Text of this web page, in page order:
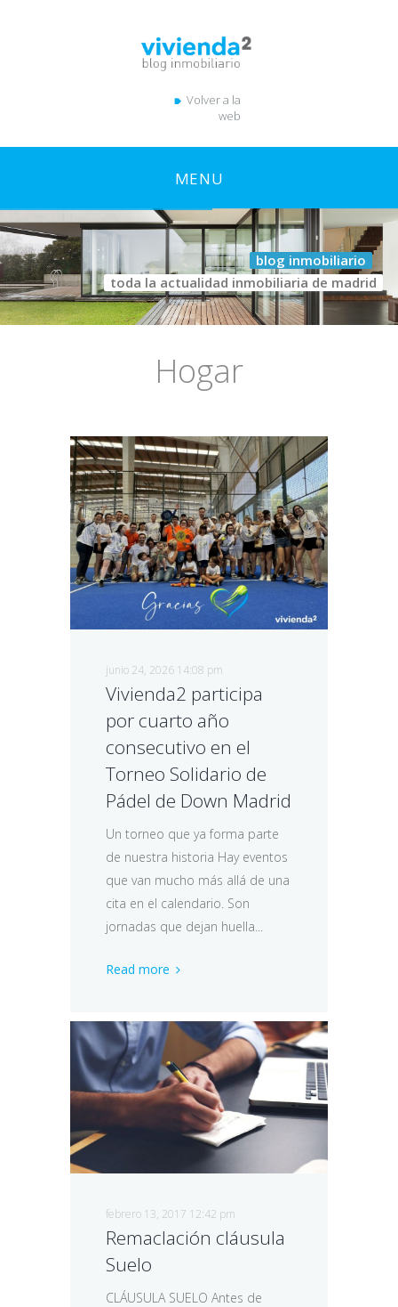
Volver a la
web
MENU
blog inmobiliario
toda la actualidad inmobiliaria de madrid
Hogar
junio 24, 2026 14:08 pm
Vivienda2 participa
por cuarto año
consecutivo en el
Torneo Solidario de
Pádel de Down Madrid
Un torneo que ya forma parte
de nuestra historia Hay eventos
que van mucho más allá de una
cita en el calendario. Son
jornadas que dejan huella...
Read more
febrero 13, 2017 12:42 pm
Remaclación cláusula
Suelo
CLÁUSULA SUELO Antes de